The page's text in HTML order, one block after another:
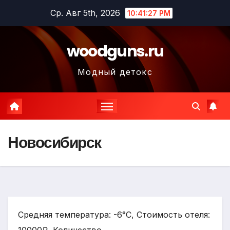
содержимому
Ср. Авг 5th, 2026 10:41:29 PM
woodguns.ru
Модный детокс
Новосибирск
Средняя температура: -6°C, Стоимость отеля: